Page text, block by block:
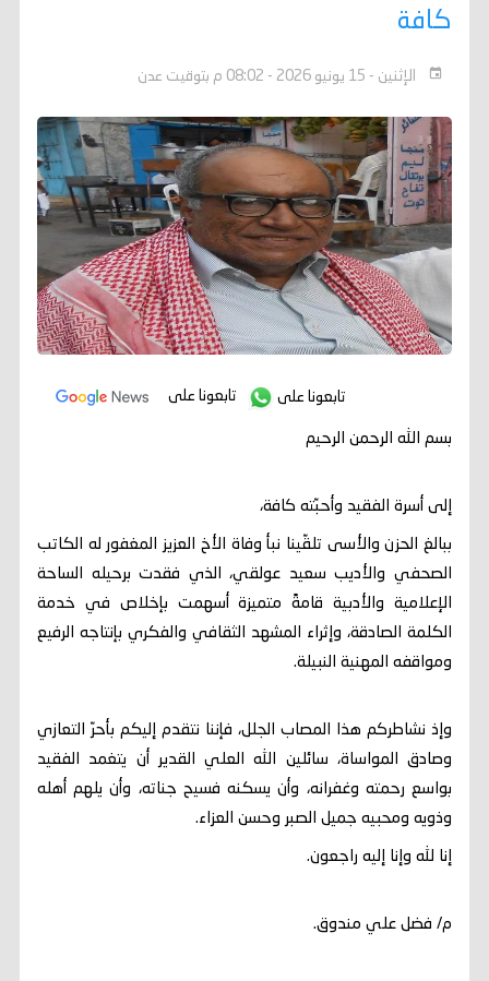
كافة
الإثنين - 15 يونيو 2026 - 08:02 م بتوقيت عدن
تابعونا على تابعونا على
بسم الله الرحمن الرحيم
إلى أسرة الفقيد وأحبّته كافة،
ببالغ الحزن والأسى تلقّينا نبأ وفاة الأخ العزيز المغفور له الكاتب
الصحفي والأديب سعيد عولقي، الذي فقدت برحيله الساحة
الإعلامية والأدبية قامةً متميزة أسهمت بإخلاص في خدمة
الكلمة الصادقة، وإثراء المشهد الثقافي والفكري بإنتاجه الرفيع
ومواقفه المهنية النبيلة.
وإذ نشاطركم هذا المصاب الجلل، فإننا نتقدم إليكم بأحرّ التعازي
وصادق المواساة، سائلين الله العلي القدير أن يتغمد الفقيد
بواسع رحمته وغفرانه، وأن يسكنه فسيح جناته، وأن يلهم أهله
وذويه ومحبيه جميل الصبر وحسن العزاء.
إنا لله وإنا إليه راجعون.
م/ فضل علي مندوق.